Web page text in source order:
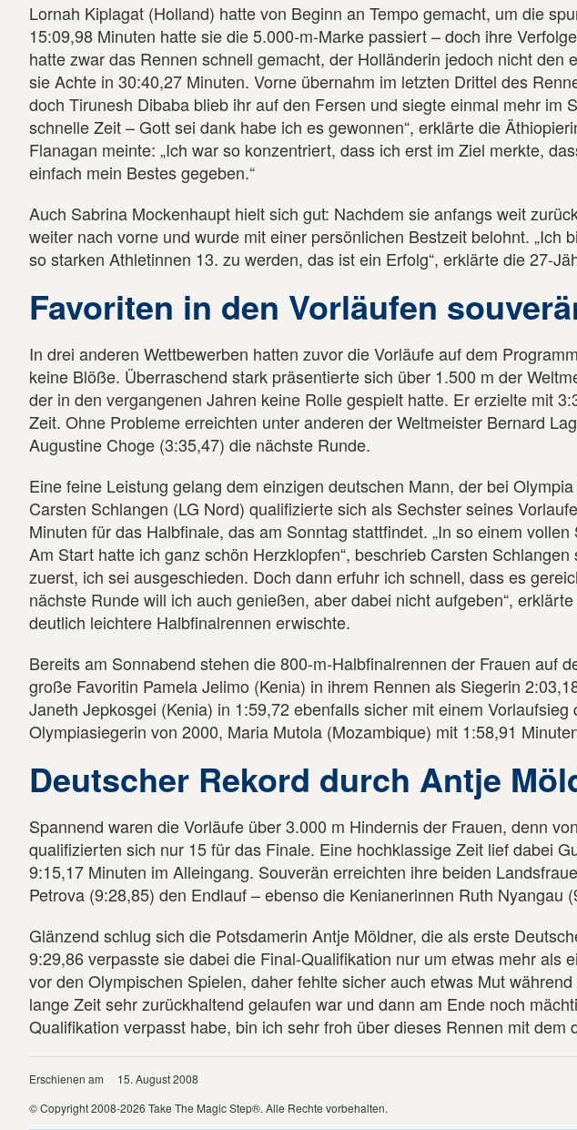
Lornah Kiplagat (Holland) hatte von Beginn an Tempo gemacht, um die
15:09,98 Minuten hatte sie die 5.000-m-Marke passiert – doch ihre
hatte zwar das Rennen schnell gemacht, der Holländerin jedoch nicht den
sie Achte in 30:40,27 Minuten. Vorne übernahm im letzten Drittel des
doch Tirunesh Dibaba blieb ihr auf den Fersen und siegte einmal mehr im
schnelle Zeit – Gott sei dank habe ich es gewonnen“, erklärte die
Flanagan meinte: „Ich war so konzentriert, dass ich erst im Ziel merkte,
einfach mein Bestes gegeben.“
Auch Sabrina Mockenhaupt hielt sich gut: Nachdem sie anfangs weit
weiter nach vorne und wurde mit einer persönlichen Bestzeit belohnt. „Ich
so starken Athletinnen 13. zu werden, das ist ein Erfolg“, erklärte die 27-
Favoriten in den Vorläufen
In drei anderen Wettbewerben hatten zuvor die Vorläufe auf dem
keine Blöße. Überraschend stark präsentierte sich über 1.500 m der
der in den vergangenen Jahren keine Rolle gespielt hatte. Er erzielte mit
Zeit. Ohne Probleme erreichten unter anderen der Weltmeister Bernard
Augustine Choge (3:35,47) die nächste Runde.
Eine feine Leistung gelang dem einzigen deutschen Mann, der bei
Carsten Schlangen (LG Nord) qualifizierte sich als Sechster seines
Minuten für das Halbfinale, das am Sonntag stattfindet. „In so einem
Am Start hatte ich ganz schön Herzklopfen“, beschrieb Carsten
zuerst, ich sei ausgeschieden. Doch dann erfuhr ich schnell, dass es
nächste Runde will ich auch genießen, aber dabei nicht aufgeben“,
deutlich leichtere Halbfinalrennen erwischte.
Bereits am Sonnabend stehen die 800-m-Halbfinalrennen der Frauen auf
große Favoritin Pamela Jelimo (Kenia) in ihrem Rennen als Siegerin
Janeth Jepkosgei (Kenia) in 1:59,72 ebenfalls sicher mit einem
Olympiasiegerin von 2000, Maria Mutola (Mozambique) mit 1:58,91
Deutscher Rekord durch Antje
Spannend waren die Vorläufe über 3.000 m Hindernis der Frauen, denn
qualifizierten sich nur 15 für das Finale. Eine hochklassige Zeit lief dabei
9:15,17 Minuten im Alleingang. Souverän erreichten ihre beiden
Petrova (9:28,85) den Endlauf – ebenso die Kenianerinnen Ruth Nyangau
Glänzend schlug sich die Potsdamerin Antje Möldner, die als erste
9:29,86 verpasste sie dabei die Final-Qualifikation nur um etwas mehr als
vor den Olympischen Spielen, daher fehlte sicher auch etwas Mut
lange Zeit sehr zurückhaltend gelaufen war und dann am Ende noch
Qualifikation verpasst habe, bin ich sehr froh über dieses Rennen mit dem
Erschienen am
15. August 2008
© Copyright 2008-2026 Take The Magic Step®. Alle Rechte vorbehalten.